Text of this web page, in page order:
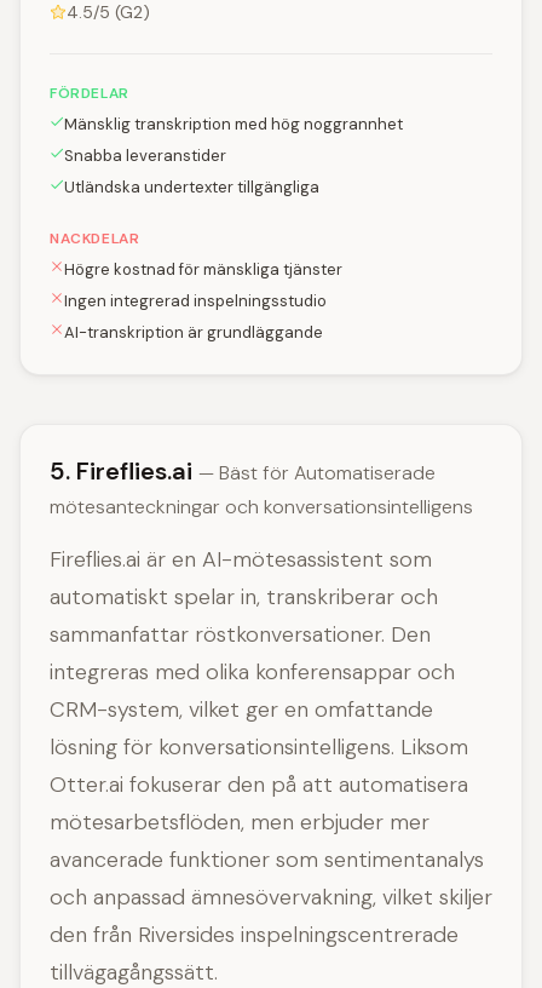
4.5/5 (G2)
FÖRDELAR
Mänsklig transkription med hög noggrannhet
Snabba leveranstider
Utländska undertexter tillgängliga
NACKDELAR
Högre kostnad för mänskliga tjänster
Ingen integrerad inspelningsstudio
AI-transkription är grundläggande
5. Fireflies.ai — Bäst för Automatiserade
mötesanteckningar och konversationsintelligens
Fireflies.ai är en AI-mötesassistent som
automatiskt spelar in, transkriberar och
sammanfattar röstkonversationer. Den
integreras med olika konferensappar och
CRM-system, vilket ger en omfattande
lösning för konversationsintelligens. Liksom
Otter.ai fokuserar den på att automatisera
mötesarbetsflöden, men erbjuder mer
avancerade funktioner som sentimentanalys
och anpassad ämnesövervakning, vilket skiljer
den från Riversides inspelningscentrerade
tillvägagångssätt.